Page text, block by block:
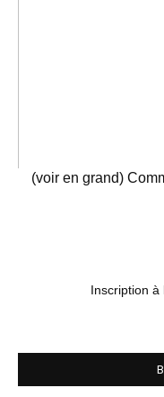
(voir en grand)
Inscription à